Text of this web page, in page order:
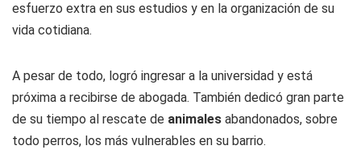
esfuerzo extra en sus estudios y en la organización de su
vida cotidiana.
A pesar de todo, logró ingresar a la universidad y está
próxima a recibirse de abogada. También dedicó gran parte
de su tiempo al rescate de animales abandonados, sobre
todo perros, los más vulnerables en su barrio.